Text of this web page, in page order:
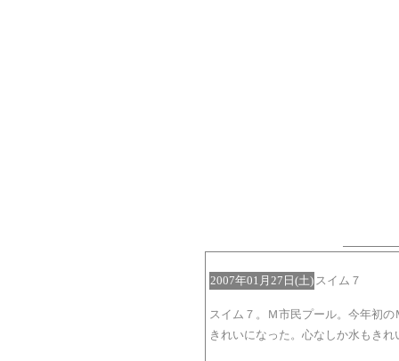
2007年01月27日(土) スイム７
スイム７。Ｍ市民プール。今年初
きれいになった。心なしか水もき